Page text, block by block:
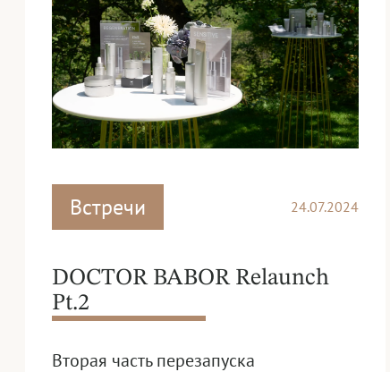
Встречи 24.07.2024
DOCTOR BABOR Relaunch
Pt.2
Вторая часть перезапуска